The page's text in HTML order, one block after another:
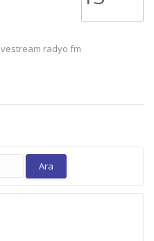
radyo fm